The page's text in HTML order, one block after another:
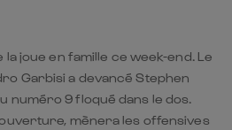
numéro 9 floqué dans le dos.
a dû déclarer forfait, les Italiens
avec notamment l’insaisissable